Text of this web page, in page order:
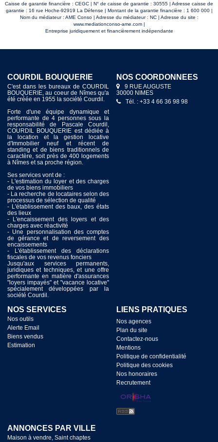
Caisse de garantie financière : CEGC | N° de caisse de garantie : 30555 | Adresse caisse de
garantie : 16 rue Hoche-92919 La Défense | Montant de la garantie financière : 1 600 000 |
Nom du médiateur : AME Conso | Adresse du médiateur : NC | Adresse du site :
www.mediationconso-ame.com|
Entreprise juridiquement et financièrement indépendante
COURDIL BOUQUERIE
C'est dans les bureaux de COURDIL
BOUQUERIE, au coeur de Nîmes qu'a
été créée en 1955 la société Courdil.
Forte d'une équipe dynamique et
performante de 4 personnes sous la
responsabilité de Pascale Courdil,
COURDIL BOUQUERIE est dédiée à
la location et la gestion locative
d'Immobilier neuf et récent de
standing et de biens traditionnels de
caractère, soit près de 400 logements
à Nîmes et sa proche région.
Ses services vont de :
- L'estimation du loyer et des charges
de vos biens immobiliers
- La recherche de locataires selon des
processus de sélection de qualité
- L'établissement des baux, des états
des lieux
- L'encaissement des loyers et des
charges avec réactivité
- Une personnalisation des comptes
de gérance et de reversement des
encaissements
- L'établissement des déclarations
fiscales de vos revenus fonciers
Jusqu'aux services permanents,
juridiques et techniques, et une offre
performante en matière d'assurances
"loyers impayés" et "vacance locative"
spécialement développées par la
société Courdil.
NOS COORDONNÉES
9 RUE AUGUSTE
30000 NIMES
Tél. : +33 4 66 36 98 98
COURDIL DAUDET
Depuis 1955 la société COURDIL
s’attache à servir au mieux les intérêts
de ses clients en mettant en œuvre
d’offrir un service immobilier de
qualité dans le but de satisfaire ses
mandants.
Spécialisée dans l'immobilier sur
Nîmes et ses environs, nous mettons à
votre entière disposition l’efficacité
reconnue de notre service spécialisé
dans la Transaction immobilière
patrimonial) afin de vous encourager
et vous conseiller dans les démarches
de votre projet immobilier.
Pour la location, sa connaissance du
marché vous permettra de recevoir les
meilleurs conseils et de consulter son
très important catalogue de biens
exclusifs.
Nous nous ferons un plaisir de
répondre à vos questions et de vous
apporter les meilleures solutions pour
mener à bien vos intentions.
NOS COORDONNÉES
1 BOULEVARD ALPHONSE
DAUDET
30000 NIMES
NOS SERVICES
Nos outils
Alerte Email
Biens vendus
Estimation
LIENS PRATIQUES
Nos agences
Plan du site
Contactez-nous
Mentions
Politique de confidentialité
Politique des cookies
Nos honoraires
Recrutement
ANNONCES PAR VILLE
Maison à vendre, Saint chaptes